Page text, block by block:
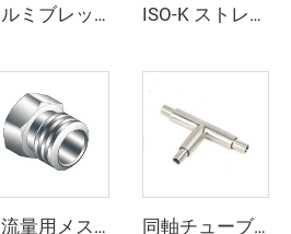
アルミブレッチクランプ KF16/KF25/KF40/KF50 真空フランジ 高品質真空クランプ継手 NW16/25/40/50 単純な高真空チャンバーポット用 ISO-K ストレートレデューサー ISO80xISO63-ISO160xISO100 SS304/SS316L 高品質ステンレス鋼真空継手フランジ 半導体用
高流量用メスナット ステンレス鋼 高純度真空SS316L（QCR）継手 BA/EP 高品質 高流量用メスナット メタルフェイスシール継手 同軸チューブティー 超高純度 SS316L 同軸継手 ステンレス鋼 BA/EP 高品質超高純度(UHP)チューブ